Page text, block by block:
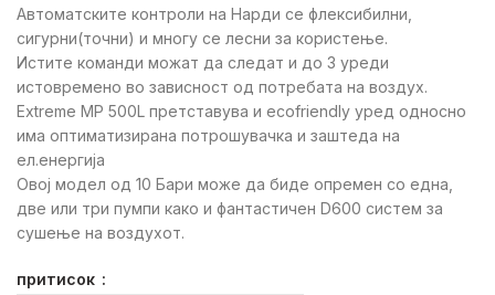
Автоматските контроли на Нарди се флексибилни,
сигурни(точни) и многу се лесни за користење.
Истите команди можат да следат и до 3 уреди
истовремено во зависност од потребата на воздух.
Extreme MP 500L претставува и ecofriendly уред односно
има оптиматизирана потрошувачка и заштеда на
ел.енергија
Овој модел од 10 Бари може да биде опремен со една,
две или три пумпи како и фантастичен D600 систем за
сушење на воздухот.
притисок